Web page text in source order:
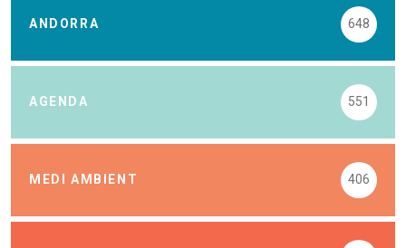
ANDORRA 648
AGENDA 551
MEDI AMBIENT 406